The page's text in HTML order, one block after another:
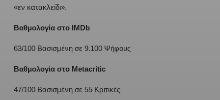
«εν κατακλείδι».
Βαθμολογία στο IMDb
63/100 Βασισμένη σε 9.100 Ψήφους
Βαθμολογία στο Metacritic
47/100 Βασισμένη σε 55 Κριτικές